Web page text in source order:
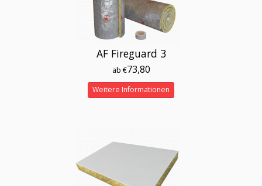
AF Fireguard 3
ab €73,80
Weitere Informationen